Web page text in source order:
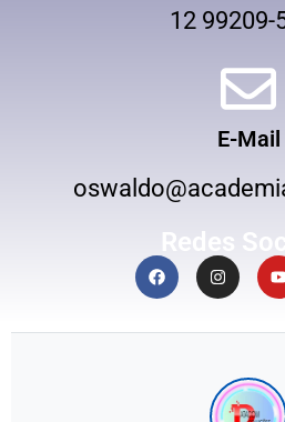
12 99209-
E-Mail
Redes